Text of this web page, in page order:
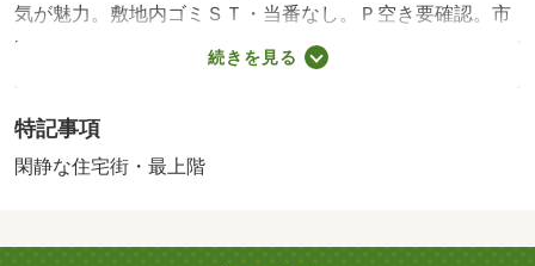
気が魅力。敷地内ゴミＳＴ・当番なし。Ｐ空き要確認。市
内中心部ですが落ち着いた環境です。電車通勤の方にもオ
ススメの立地。敷金・礼金ゼロ。宅配ボックス完備。・賃
総額の５０％（最低保証料２０，０００円） 毎月保証料
８００円＋２００円）・当社は倉敷市中心部・総社市・都
いをさせていただきます。家賃や初期費用の交渉もお任せ
続きを見る
特記事項
閑静な住宅街・最上階